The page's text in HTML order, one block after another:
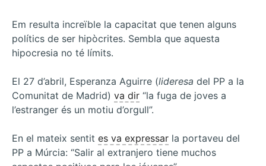
Em resulta increïble la capacitat que tenen alguns
polítics de ser hipòcrites. Sembla que aquesta
hipocresia no té límits.
El 27 d’abril, Esperanza Aguirre (lideresa del PP a la
Comunitat de Madrid) va dir “la fuga de joves a
l’estranger és un motiu d’orgull”.
En el mateix sentit es va expressar la portaveu del
PP a Múrcia: “Salir al extranjero tiene muchos